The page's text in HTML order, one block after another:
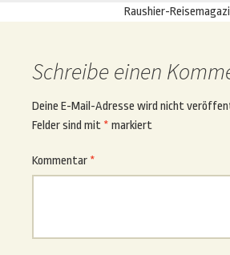
Raushier-
Schreibe einen
Deine E-Mail-Adresse wird nicht
Felder sind mit * markiert
Kommentar *